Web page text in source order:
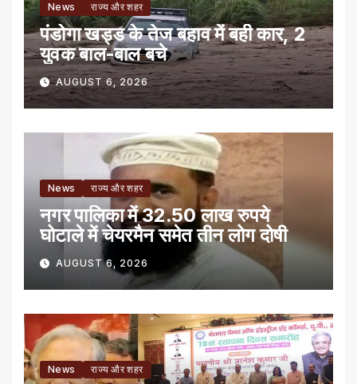
News राज्य और शहर
पंडोगा खड्ड के तेज बहाव में बही कार, 2
युवक बाल-बाल बचे
AUGUST 6, 2026
News राज्य और शहर
नगर पालिका में 32.50 लाख रुपये
घोटाले में चेयरमैन समेत तीन लोग दोषी
AUGUST 6, 2026
News राज्य और शहर